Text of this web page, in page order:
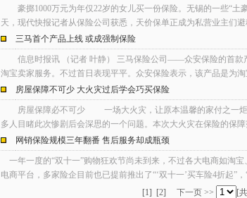
豪掷1000万元为年仅22岁的女儿买一份保险。无锡的一些“土
天，现代快报记者从保险公司获悉，天价保单正成为私营业主
三马首个产品上线 或成强制保险
信息时报讯 （记者 叶静） 三马保险公司——众安保险的首款产
淘宝卖家服务。不过首日表现平平。众安保险表示，该产品是为
房屋保障不可少 大火灾过后学会巧买保险
房屋保障必不可少 一场大火灾，让原本温馨的家付之一炬
多人目睹此次惨剧后会深思的一个问题。本次大火灾在保险的
网销保险规模三年翻番 售后服务却成瓶颈
一年一度的“双十一”购物狂欢节尚未到来，不过各大电商如淘
电商平台，多家险企目前也已提前推出了“‘双十一’买车险4折起”
[1] [2] 下一页 >> [